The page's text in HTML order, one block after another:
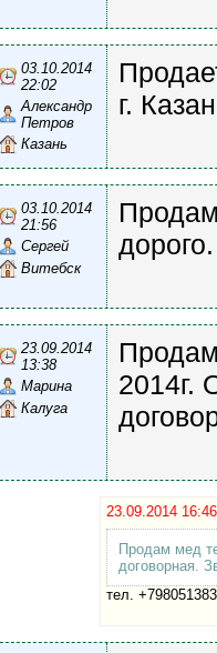
03.10.2014
22:02
Александр
Петров
Казань
г.
03.10.2014
21:56
Сергей
Витебск
23.09.2014
13:38
Марина
Калуга
2014г.
23.09.2014
Продам мед
договорная.
тел.